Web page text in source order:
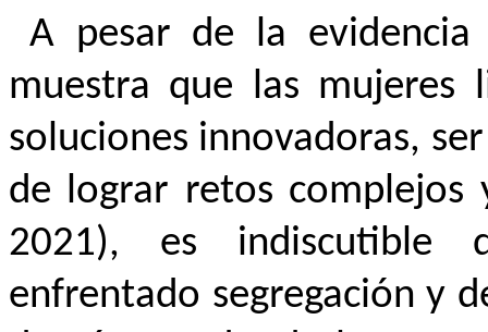
A pesar de la
muestra que las mujeres
soluciones innovadoras,
de lograr retos complejos
2021), es indiscutible
enfrentado segregación y